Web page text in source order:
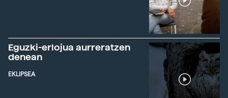
Eguzki-erlojua aurreratzen
denean
EKLIPSEA